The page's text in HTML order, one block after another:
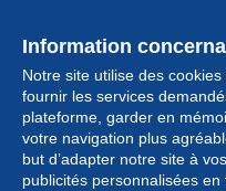
Information
Notre site utilise des
fournir les services
plateforme, garder en
votre navigation plus
but d’adapter notre site à
publicités personnalisées en
Collection